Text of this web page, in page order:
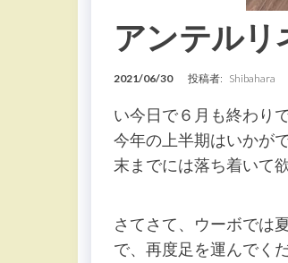
アンテルリ
2021/06/30 投稿者: Shibahara
い今日で６月も終わり
今年の上半期はいかが
末までには落ち着いて
さてさて、ウーボでは
で、再度足を運んでく